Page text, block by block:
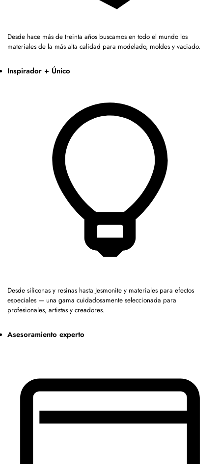
Desde hace más de treinta años buscamos en todo el mundo los
materiales de la más alta calidad para modelado, moldes y vaciado.
Inspirador + Único
Desde siliconas y resinas hasta Jesmonite y materiales para efectos
especiales — una gama cuidadosamente seleccionada para
profesionales, artistas y creadores.
Asesoramiento experto